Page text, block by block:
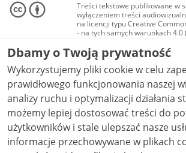
Treści tekstowe publikowane w
wyłączeniem treści
na licencji typu Creative
- na tych samych warunkach 4.0
Materiały audiowizualne, w tym
audio i wideo, są udostępniane
Creative Commons: uznanie
niekomercyjne - bez utworów
NC-ND 4.0), o ile nie jest to
Dbamy o Twoją prywatność
Wykorzystujemy pliki cookie w celu
prawidłowego funkcjonowania naszej
analizy ruchu i optymalizacji działania strony.
możemy lepiej dostosować treści do
użytkowników i stale ulepszać nasze usługi.
informacje przechowywane w plikach